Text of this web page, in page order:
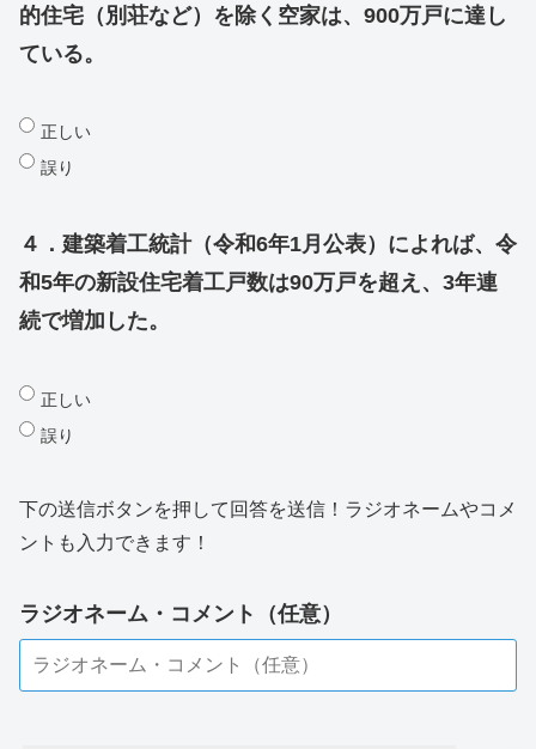
的住宅（別荘など）を除く空家は、900万戸に達し
ている。
正しい
誤り
４．建築着工統計（令和6年1月公表）によれば、令
和5年の新設住宅着工戸数は90万戸を超え、3年連
続で増加した。
正しい
誤り
下の送信ボタンを押して回答を送信！ラジオネームやコメ
ントも入力できます！
ラジオネーム・コメント（任意）